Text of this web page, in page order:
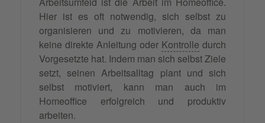
Hier ist es oft notwendig, sich selbst zu
organisieren und zu motivieren, da man
keine direkte Anleitung oder Kontrolle durch
Vorgesetzte hat. Indem man sich selbst Ziele
setzt, seinen Arbeitsalltag plant und sich
selbst motiviert, kann man auch im
Homeoffice erfolgreich und produktiv
arbeiten.